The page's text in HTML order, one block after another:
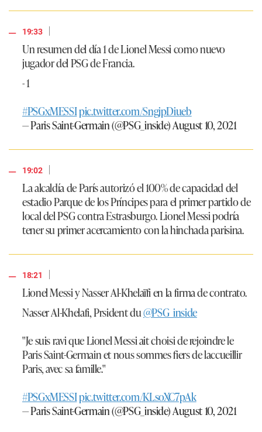
19:33
|
Un resumen del día 1 de Lionel Messi como nuevo
jugador del PSG de Francia.
- 1
#PSGxMESSIpic.twitter.com/SngjpDiueb
— Paris Saint-Germain (@PSG_inside)August 10, 2021
19:02
|
La alcaldía de París autorizó el 100% de capacidad del
estadio Parque de los Príncipes para el primer partido de
local del PSG contra Estrasburgo. Lionel Messi podría
tener su primer acercamiento con la hinchada parisina.
18:21
|
Lionel Messi y Nasser Al-Khelaïfi en la firma de contrato.
Nasser Al-Khelafi, Prsident du@PSG_inside
"Je suis ravi que Lionel Messi ait choisi de rejoindre le
Paris Saint-Germain et nous sommes fiers de laccueillir
Paris, avec sa famille."
#PSGxMESSIpic.twitter.com/KLsoXC7pAk
— Paris Saint-Germain (@PSG_inside)August 10, 2021